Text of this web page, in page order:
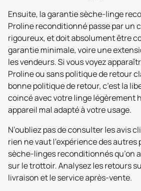
Ensuite, la garantie sèche-linge
Proline reconditionné passe par un
rigoureux, et doit absolument être
garantie minimale, voire une
les vendeurs. Si vous voyez
Proline ou sans politique de retour
bonne politique de retour, c’est la
coincé avec votre linge légèrement
appareil mal adapté à votre usage.
N’oubliez pas de consulter les avis
rien ne vaut l’expérience des autres
sèche-linges reconditionnés qu’on
sur le trottoir. Analysez les retours
livraison et le service après-vente.